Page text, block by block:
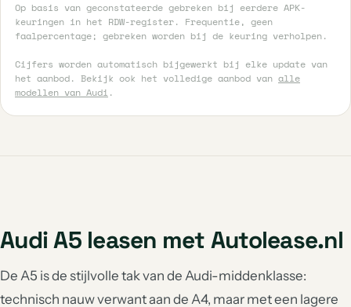
Op basis van geconstateerde gebreken bij eerdere APK-
keuringen in het RDW-register. Frequentie, geen
faalpercentage; gebreken worden bij de keuring verholpen.
Cijfers worden automatisch bijgewerkt bij elke update van
het aanbod. Bekijk ook het volledige aanbod van alle
modellen van Audi .
Audi A5 leasen met Autolease.nl
De A5 is de stijlvolle tak van de Audi-middenklasse:
technisch nauw verwant aan de A4, maar met een lagere